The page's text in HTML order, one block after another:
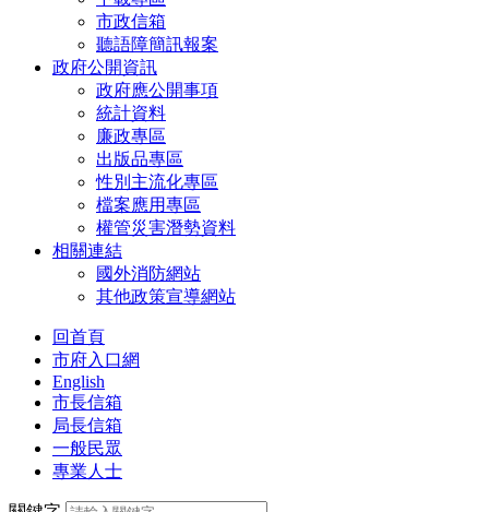
市政信箱
聽語障簡訊報案
政府公開資訊
政府應公開事項
統計資料
廉政專區
出版品專區
性別主流化專區
檔案應用專區
權管災害潛勢資料
相關連結
國外消防網站
其他政策宣導網站
回首頁
市府入口網
English
市長信箱
局長信箱
一般民眾
專業人士